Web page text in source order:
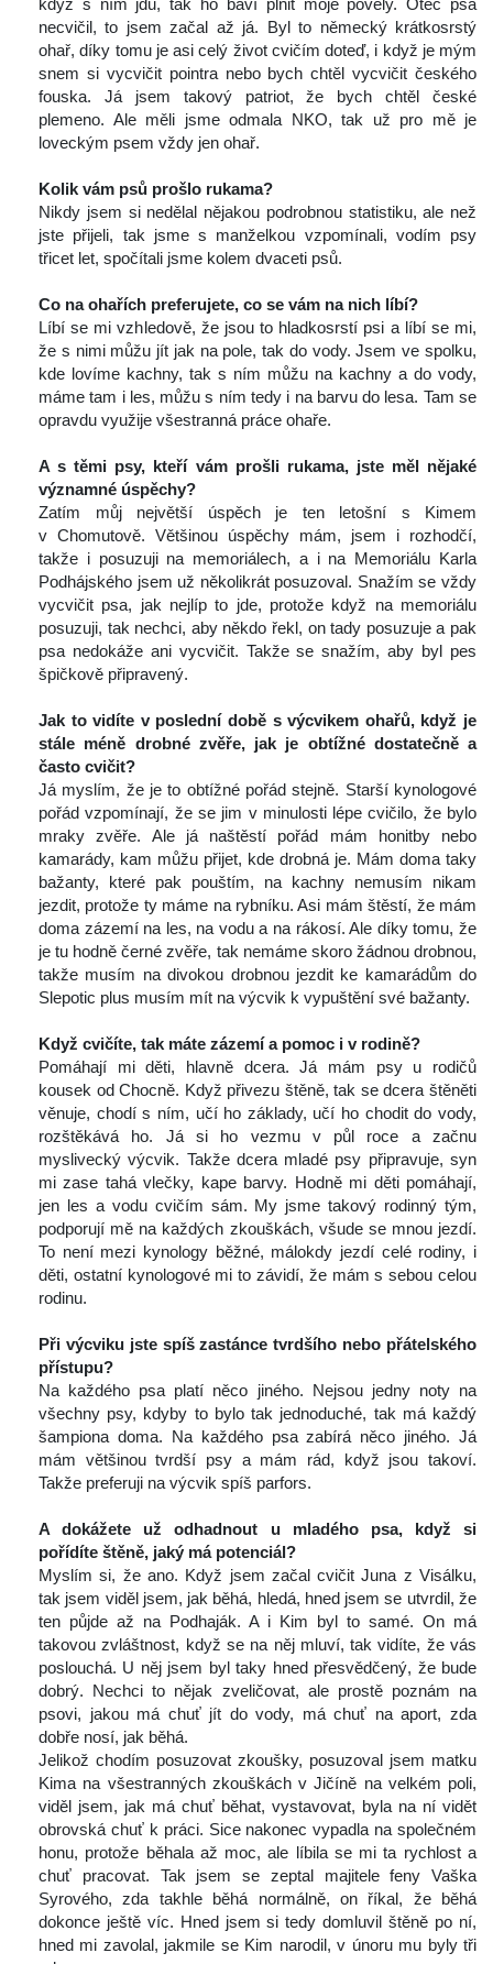
necvičil, to jsem začal až já. Byl to německý krátkosrstý
ohař, díky tomu je asi celý život cvičím doteď, i když je mým
nem si vycvičit pointra nebo bych chtěl vycvičit českého
fouska. Já jsem takový patriot, že bych chtěl české
plemeno. Ale měli jsme odmala NKO, tak už pro mě je
loveckým psem vždy jen ohař.
Kolik vám psů prošlo rukama?
Nikdy jsem si nedělal nějakou podrobnou statistiku, ale než
jste přijeli, tak jsme s manželkou vzpomínali, vodím psy
třicet let, spočítali jsme kolem dvaceti psů.
Co na ohařích preferujete, co se vám na nich líbí?
Líbí se mi vzhledově, že jsou to hladkosrstí psi a líbí se mi,
že s nimi můžu jít jak na pole, tak do vody. Jsem ve spolku,
kde lovíme kachny, tak s ním můžu na kachny a do vody,
máme tam i les, můžu s ním tedy i na barvu do lesa. Tam se
opravdu využije všestranná práce ohaře.
A s těmi psy, kteří vám prošli rukama, jste měl nějaké
významné úspěchy?
Zatím můj největší úspěch je ten letošní s Kimem
v Chomutově. Většinou úspěchy mám, jsem i rozhodčí,
takže i posuzuji na memoriálech, a i na Memoriálu Karla
Podhájského jsem už několikrát posuzoval. Snažím se vždy
vycvičit psa, jak nejlíp to jde, protože když na memoriálu
posuzuji, tak nechci, aby někdo řekl, on tady posuzuje a pak
psa nedokáže ani vycvičit. Takže se snažím, aby byl pes
špičkově připravený.
Jak to vidíte v poslední době s výcvikem ohařů, když je
tále méně drobné zvěře, jak je obtížné dostatečně a
často cvičit?
Já myslím, že je to obtížné pořád stejně. Starší kynologové
pořád vzpomínají, že se jim v minulosti lépe cvičilo, že bylo
mraky zvěře. Ale já naštěstí pořád mám honitby nebo
kamarády, kam můžu přijet, kde drobná je. Mám doma taky
bažanty, které pak pouštím, na kachny nemusím nikam
jezdit, protože ty máme na rybníku. Asi mám štěstí, že mám
doma zázemí na les, na vodu a na rákosí. Ale díky tomu, že
je tu hodně černé zvěře, tak nemáme skoro žádnou drobnou,
takže musím na divokou drobnou jezdit ke kamarádům do
Slepotic plus musím mít na výcvik k vypuštění své bažanty.
Když cvičíte, tak máte zázemí a pomoc i v rodině?
Pomáhají mi děti, hlavně dcera. Já mám psy u rodičů
kousek od Chocně. Když přivezu štěně, tak se dcera štěněti
věnuje, chodí s ním, učí ho základy, učí ho chodit do vody,
rozštěkává ho. Já si ho vezmu v půl roce a začnu
myslivecký výcvik. Takže dcera mladé psy připravuje, syn
mi zase tahá vlečky, kape barvy. Hodně mi děti pomáhají,
jen les a vodu cvičím sám. My jsme takový rodinný tým,
podporují mě na každých zkouškách, všude se mnou jezdí.
To není mezi kynology běžné, málokdy jezdí celé rodiny, i
děti, ostatní kynologové mi to závidí, že mám s sebou celou
rodinu.
Při výcviku jste spíš zastánce tvrdšího nebo přátelského
přístupu?
Na každého psa platí něco jiného. Nejsou jedny noty na
všechny psy, kdyby to bylo tak jednoduché, tak má každý
šampiona doma. Na každého psa zabírá něco jiného. Já
mám většinou tvrdší psy a mám rád, když jsou takoví.
Takže preferuji na výcvik spíš parfors.
A dokážete už odhadnout u mladého psa, když si
pořídíte štěně, jaký má potenciál?
Myslím si, že ano. Když jsem začal cvičit Juna z Visálku,
tak jsem viděl jsem, jak běhá, hledá, hned jsem se utvrdil, že
ten půjde až na Podhaják. A i Kim byl to samé. On má
takovou zvláštnost, když se na něj mluví, tak vidíte, že vás
poslouchá. U něj jsem byl taky hned přesvědčený, že bude
dobrý. Nechci to nějak zveličovat, ale prostě poznám na
psovi, jakou má chuť jít do vody, má chuť na aport, zda
dobře nosí, jak běhá.
Jelikož chodím posuzovat zkoušky, posuzoval jsem matku
Kima na všestranných zkouškách v Jičíně na velkém poli,
viděl jsem, jak má chuť běhat, vystavovat, byla na ní vidět
obrovská chuť k práci. Sice nakonec vypadla na společném
honu, protože běhala až moc, ale líbila se mi ta rychlost a
chuť pracovat. Tak jsem se zeptal majitele feny Vaška
Syrového, zda takhle běhá normálně, on říkal, že běhá
dokonce ještě víc. Hned jsem si tedy domluvil štěně po ní,
hned mi zavolal, jakmile se Kim narodil, v únoru mu byly tři